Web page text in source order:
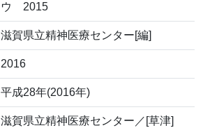
ウ 2015
滋賀県立精神医療センター[編]
2016
平成28年(2016年)
滋賀県立精神医療センター／[草津]